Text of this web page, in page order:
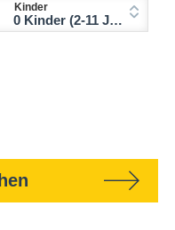
Kinder
0 Kinder (2-11 Jahre)